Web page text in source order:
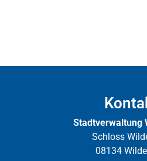
Stadtverwaltung
Schloss
08134